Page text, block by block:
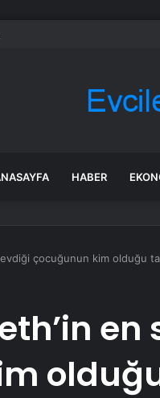
HABER
çocuğunun kim olduğu
en